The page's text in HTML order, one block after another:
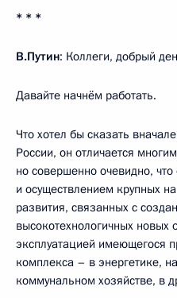
* * *
В.Путин: Коллеги, добрый
Давайте начнём работать.
Что хотел бы сказать
России, он отличается
но совершенно очевидно, что
и осуществлением крупных
развития, связанных с
высокотехнологичных новых
эксплуатацией имеющегося
комплекса – в энергетике,
коммунальном хозяйстве, в